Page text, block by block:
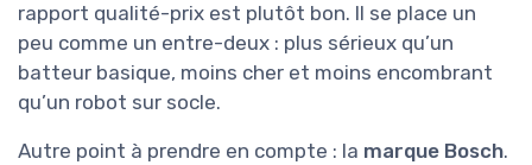
rapport qualité-prix est plutôt bon. Il se place un
peu comme un entre-deux : plus sérieux qu’un
batteur basique, moins cher et moins encombrant
qu’un robot sur socle.
Autre point à prendre en compte : la marque Bosch.